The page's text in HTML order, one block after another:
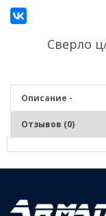
Сверло
Описание -
Отзывов (0)
Серия: